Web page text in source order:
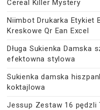
Cereal Killer Mystery
Niimbot Drukarka Etykiet
Kreskowe Qr Ean Excel
Długa Sukienka
efektowna stylowa
Sukienka damska
koktajlowa
Jessup Zestaw 16 pędzli